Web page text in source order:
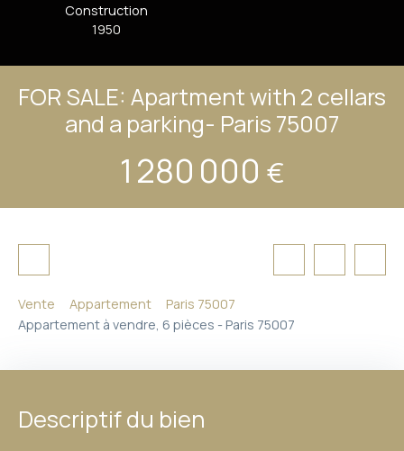
Construction
1950
FOR SALE: Apartment with 2 cellars
and a parking- Paris 75007
1 280 000 €
Vente Appartement
Paris 75007
Appartement à vendre, 6 pièces - Paris 75007
Descriptif du bien